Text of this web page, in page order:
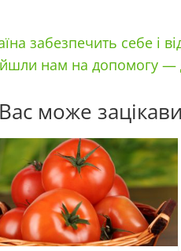
забезпечить себе і
нам на допомогу —
Вас може